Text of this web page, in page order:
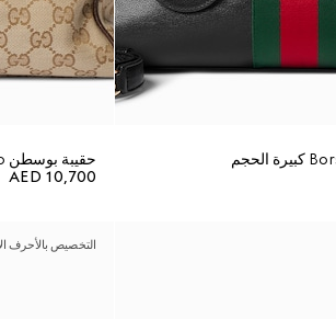
حقيبة بوسطن Borsetto متوسطة الحجم
AED 10,700
التخصيص بالأحرف